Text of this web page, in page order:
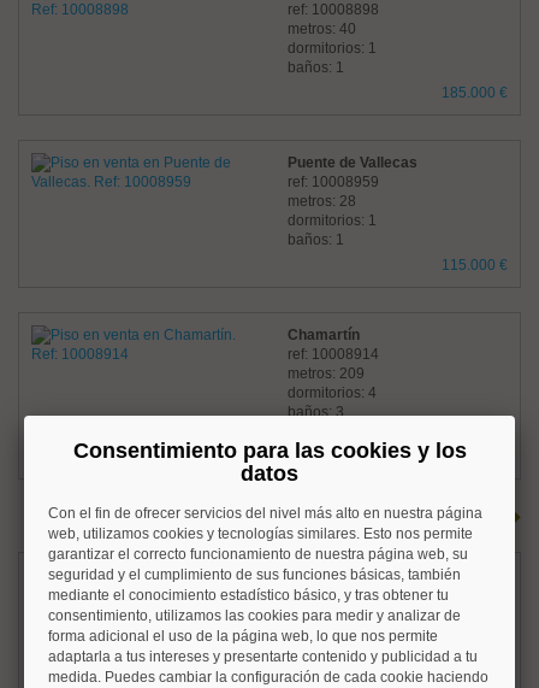
ref: 10008898
metros: 40
dormitorios: 1
baños: 1
185.000 €
Puente de Vallecas
ref: 10008959
metros: 28
dormitorios: 1
baños: 1
115.000 €
Chamartín
ref: 10008914
metros: 209
dormitorios: 4
baños: 3
ahora 1.668.000 €
Soy un nuevo usuario,registrarme
Te llamamos inmediatamente
Consentimiento para las cookies y los
datos
Con el fin de ofrecer servicios del nivel más alto en nuestra página
web, utilizamos cookies y tecnologías similares. Esto nos permite
garantizar el correcto funcionamiento de nuestra página web, su
seguridad y el cumplimiento de sus funciones básicas, también
mediante el conocimiento estadístico básico, y tras obtener tu
consentimiento, utilizamos las cookies para medir y analizar de
forma adicional el uso de la página web, lo que nos permite
adaptarla a tus intereses y presentarte contenido y publicidad a tu
medida. Puedes cambiar la configuración de cada cookie haciendo